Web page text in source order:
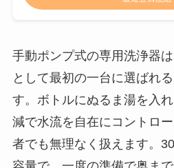
手動ポンプ式の専用洗浄器
として最初の一台に選ばれ
す。ボトルにぬるま湯を入
減で水流を自在にコントロ
者でも無理なく扱えます。